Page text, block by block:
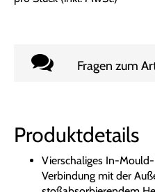
Fragen zum
Produktdetails
Vierschaliges In-
Verbindung mit der